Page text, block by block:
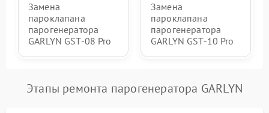
Замена
пароклапана
парогенератора
GARLYN GST-08 Pro
Замена
пароклапана
парогенератора
GARLYN GST-10 Pro
Этапы ремонта парогенератора GARLYN